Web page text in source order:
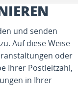
und senden
Auf diese Weise
oder
Ihrer Postleitzahl,
in Ihrer